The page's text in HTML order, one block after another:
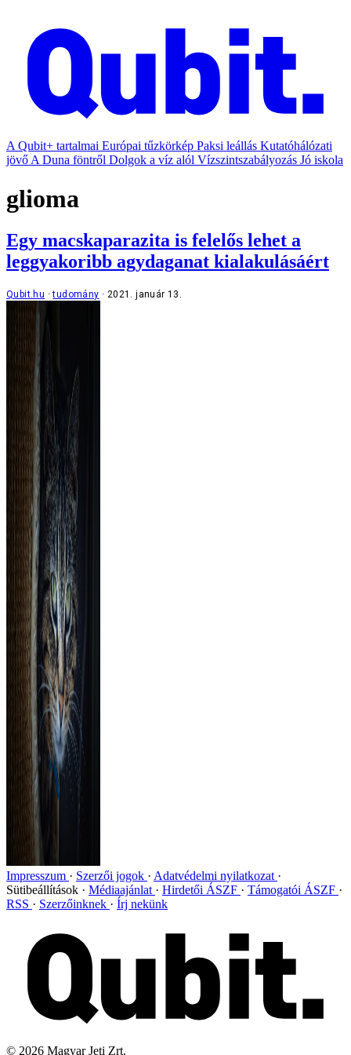
A Qubit+ tartalmai Európai tűzkörkép Paksi leállás Kutatóhálózati
jövő A Duna föntről Dolgok a víz alól Vízszintszabályozás Jó iskola
glioma
Egy macskaparazita is felelős lehet a
leggyakoribb agydaganat kialakulásáért
Qubit.hu tudomány 2021. január 13.
Impresszum Szerzői jogok
Adatvédelmi nyilatkozat
Sütibeállítások
Médiaajánlat Hirdetői ÁSZF
Támogatói ÁSZF
RSS
Szerzőinknek Írj nekünk
© 2026 Magyar Jeti Zrt.